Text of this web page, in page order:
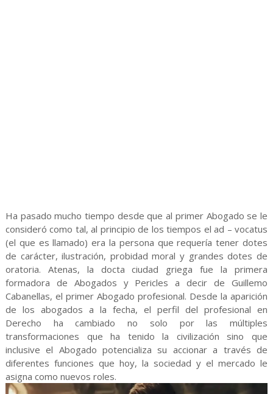
Ha pasado mucho tiempo desde que al primer Abogado se le
consideró como tal, al principio de los tiempos el ad – vocatus
(el que es llamado) era la persona que requería tener dotes
de carácter, ilustración, probidad moral y grandes dotes de
oratoria. Atenas, la docta ciudad griega fue la primera
formadora de Abogados y Pericles a decir de Guillemo
Cabanellas, el primer Abogado profesional. Desde la aparición
de los abogados a la fecha, el perfil del profesional en
Derecho ha cambiado no solo por las múltiples
transformaciones que ha tenido la civilización sino que
inclusive el Abogado potencializa su accionar a través de
diferentes funciones que hoy, la sociedad y el mercado le
asigna como nuevos roles.